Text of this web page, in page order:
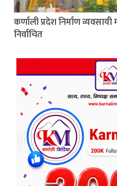
कर्णाली प्रदेश निर्माण
निर्वाचित